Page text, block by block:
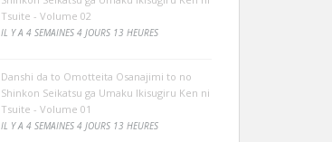
Tsuite - Volume 02
IL Y A 4 SEMAINES 4 JOURS 13 HEURES
Danshi da to Omotteita Osanajimi to no
Shinkon Seikatsu ga Umaku Ikisugiru Ken ni
Tsuite - Volume 01
IL Y A 4 SEMAINES 4 JOURS 13 HEURES